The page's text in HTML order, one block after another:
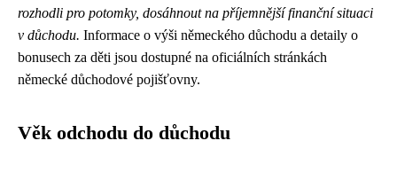
rozhodli pro potomky, dosáhnout na příjemnější finanční situaci
v důchodu. Informace o výši německého důchodu a detaily o
bonusech za děti jsou dostupné na oficiálních stránkách
německé důchodové pojišťovny.
Věk odchodu do důchodu